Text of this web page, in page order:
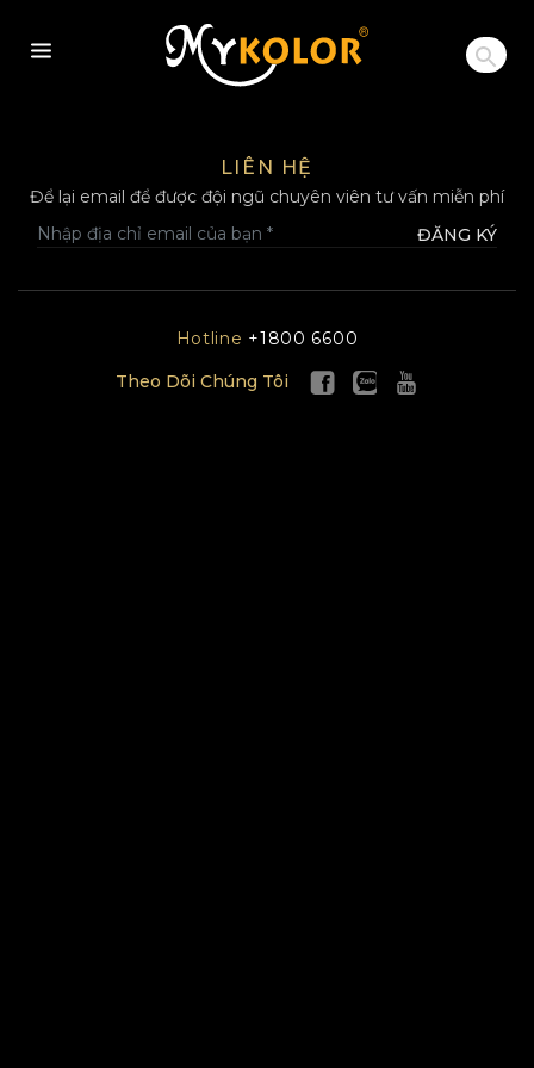
MYKOLOR
LIÊN HỆ
Để lại email để được đội ngũ chuyên viên tư vấn miễn phí
ĐĂNG KÝ
Hotline +1800 6600
Theo Dõi Chúng Tôi